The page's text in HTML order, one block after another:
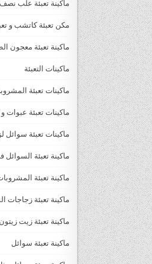
ماكينة تعبئة علب نصف
مكن تعبئة كاتشب و
ماكينة تعبئة معجون
ماكينات التعبئة
ماكينات تعبئة
ماكينات تعبئة عبوات
ماكينات تعبئة سوائل
‏‏‏ماكينة تعبئة
ماكينة تعبئة
ماكينة تعبئة زجاجات
ماكينة تعبئة زيت زيتون
ماكينة تعبئة سوائل